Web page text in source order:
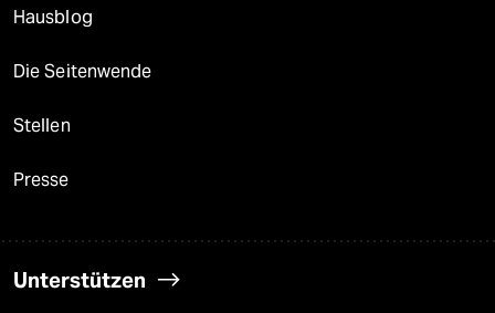
Hausblog
Die Seitenwende
Stellen
Presse
Unterstützen